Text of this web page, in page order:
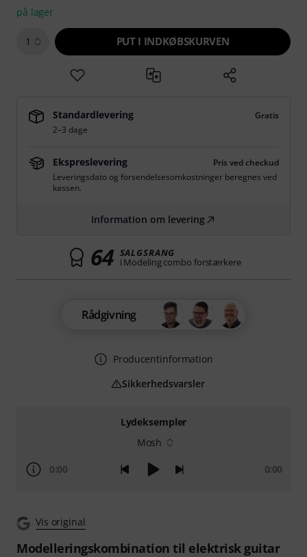
Lydeksempler
Mosh
0:00 0:00
Vis original
Modelleringskombination til elektrisk guitar
på lager
1 PUT I INDKØBSKURVEN
Standardlevering
Gratis
2–3 dage
Ekspreslevering
Pris ved checkud
Leveringsdato og forsendelsesomkostninger beregnes ved
kassen.
Information om levering
64 SALGSRANG
i Modeling combo forstærkere
Rådgivning
Producentinformation
Sikkerhedsvarsler